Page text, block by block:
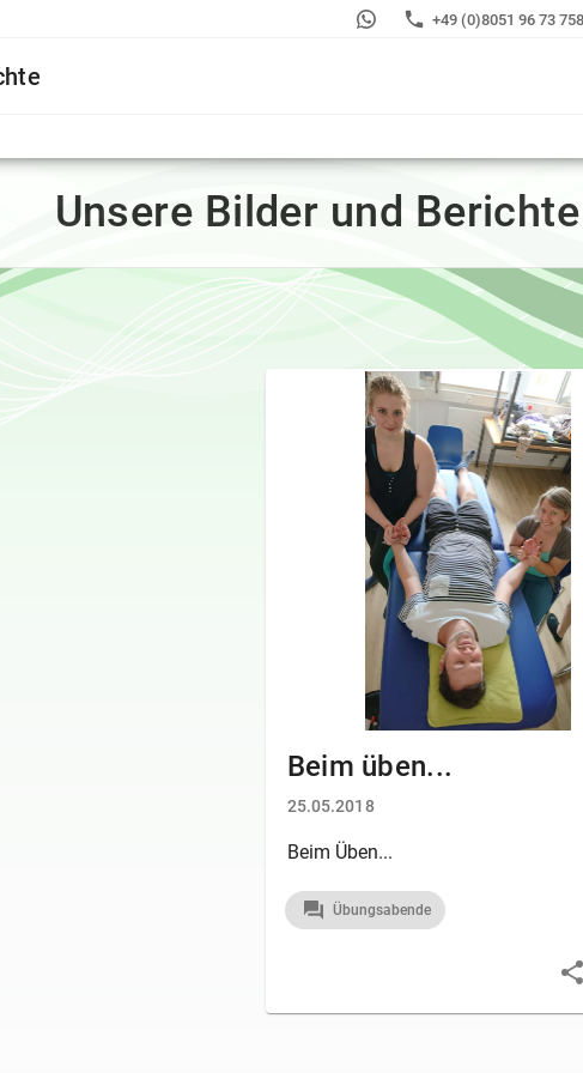
+49 (0)8051 96 73 758
Unsere Bilder und
Beim üben...
25.05.2018
Beim Üben...
Übungsabende